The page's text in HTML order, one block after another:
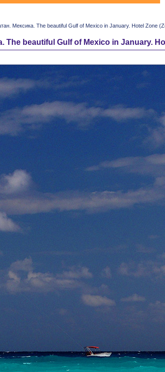
Мексика. The beautiful Gulf of Mexico in January. Hotel Zone
beautiful Gulf of Mexico in January.